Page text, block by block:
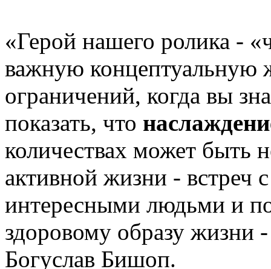
«Герой нашего ролика -
важную концептуальную
ограничений, когда вы
показать, что
количествах может быть
активной жизни - встреч
интересными людьми и
здоровому образу жизни
Богуслав Бишоп.